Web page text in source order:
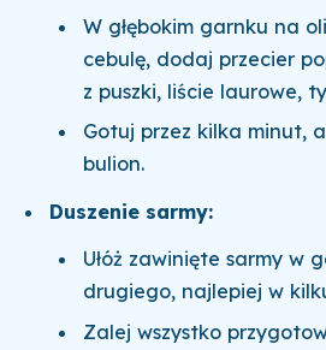
W głębokim garnku na
cebulę, dodaj przecier
z puszki, liście laurowe,
Gotuj przez kilka minut,
bulion.
Duszenie sarmy:
Ułóż zawinięte sarmy w
drugiego, najlepiej w
Zalej wszystko